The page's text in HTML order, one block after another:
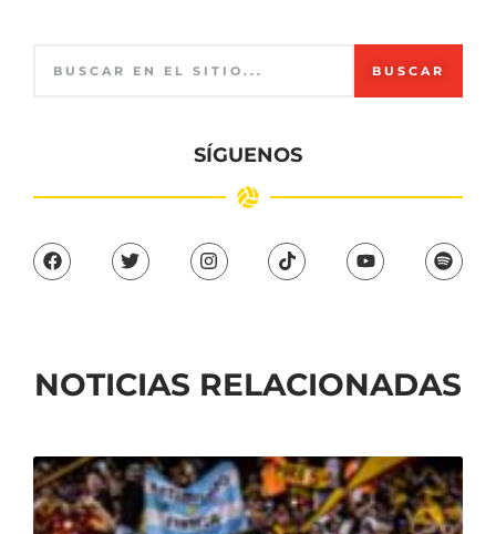
BUSCAR
SÍGUENOS
NOTICIAS RELACIONADAS